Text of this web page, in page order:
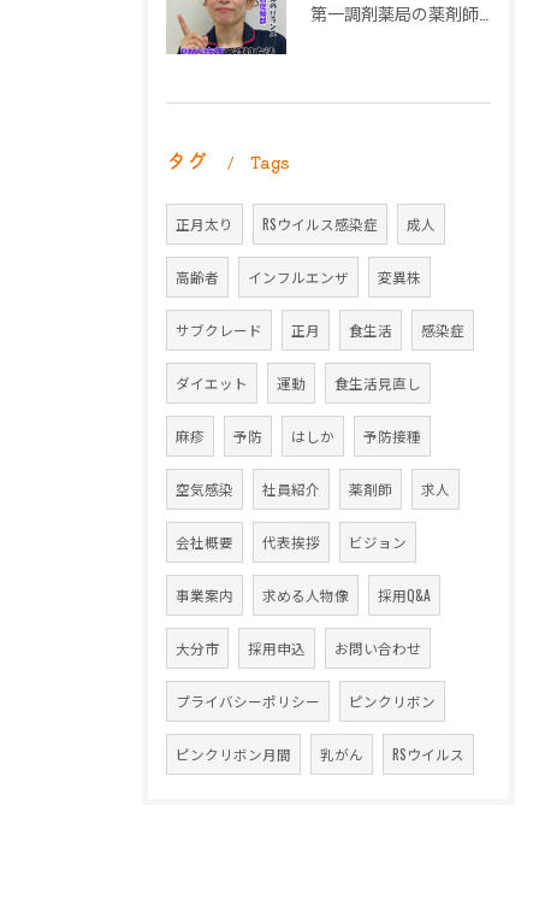
タグ Tags
正月太り RSウイルス感染症 成人
高齢者 インフルエンザ 変異株
サブクレード 正月 食生活 感染症
ダイエット 運動 食生活見直し
麻疹 予防 はしか 予防接種
空気感染 社員紹介 薬剤師 求人
会社概要 代表挨拶 ビジョン
事業案内 求める人物像 採用Q&A
大分市 採用申込 お問い合わせ
プライバシーポリシー ピンクリボン
ピンクリボン月間 乳がん RSウイルス